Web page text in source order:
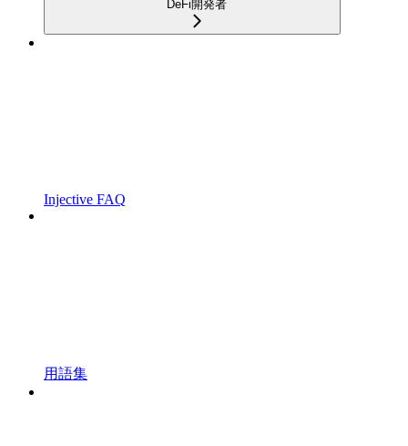
DeFi開発者
Injective FAQ
用語集